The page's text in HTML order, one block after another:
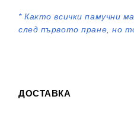
*Както всички памучни
след първото пране, но
ДОСТАВКА